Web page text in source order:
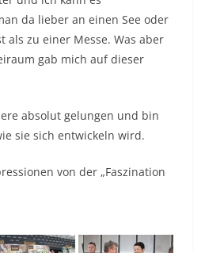
da lieber an einen See oder
als zu einer Messe. Was aber
gab mich auf dieser
absolut gelungen und bin
sie sich entwickeln wird.
von der „Faszination